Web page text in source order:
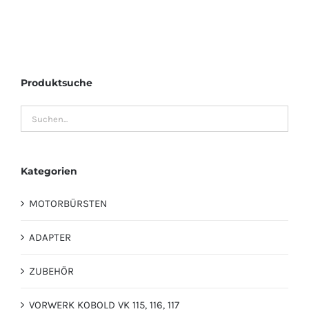
Produktsuche
Kategorien
MOTORBÜRSTEN
ADAPTER
ZUBEHÖR
VORWERK KOBOLD VK 115, 116, 117